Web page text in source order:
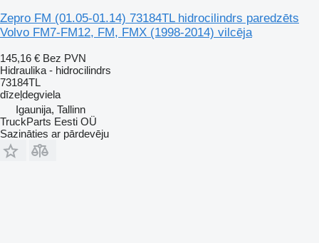
Zepro FM (01.05-01.14) 73184TL hidrocilindrs paredzēts
Volvo FM7-FM12, FM, FMX (1998-2014) vilcēja
145,16 € Bez PVN
Hidraulika - hidrocilindrs
73184TL
dīzeļdegviela
Igaunija, Tallinn
TruckParts Eesti OÜ
Sazināties ar pārdevēju